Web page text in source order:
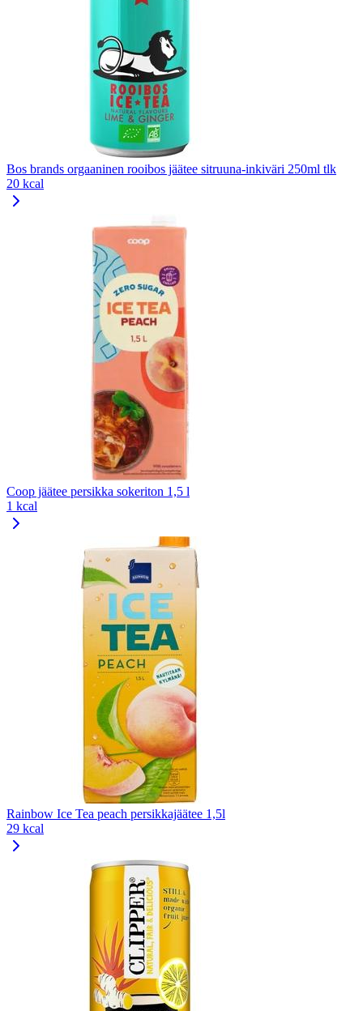
Bos brands orgaaninen rooibos jäätee sitruuna-inkiväri 250ml tlk
20 kcal
Coop jäätee persikka sokeriton 1,5 l
1 kcal
Rainbow Ice Tea peach persikkajäätee 1,5l
29 kcal